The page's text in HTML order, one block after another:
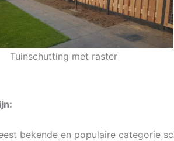
Tuinschutting met raster
bekende en populaire categorie